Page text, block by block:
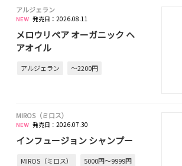
アルジェラン
発売日：2026.08.11
メロウリペア オーガニック ヘ
アオイル
アルジェラン ～2200円
MIROS（ミロス）
発売日：2026.07.30
インフュージョン シャンプー
MIROS（ミロス） 5000円～9999円